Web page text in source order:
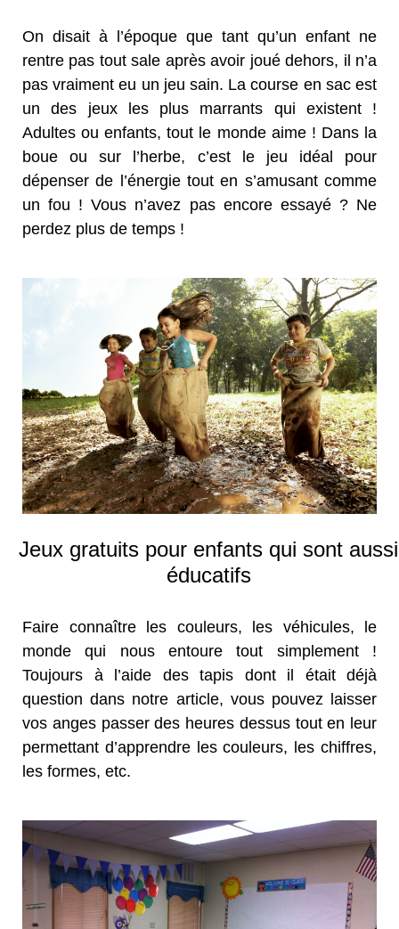
On disait à l’époque que tant qu’un enfant ne
rentre pas tout sale après avoir joué dehors, il n’a
pas vraiment eu un jeu sain. La course en sac est
un des jeux les plus marrants qui existent !
Adultes ou enfants, tout le monde aime ! Dans la
boue ou sur l’herbe, c’est le jeu idéal pour
dépenser de l’énergie tout en s’amusant comme
un fou ! Vous n’avez pas encore essayé ? Ne
perdez plus de temps !
Jeux gratuits pour enfants qui sont aussi
éducatifs
Faire connaître les couleurs, les véhicules, le
monde qui nous entoure tout simplement !
Toujours à l’aide des tapis dont il était déjà
question dans notre article, vous pouvez laisser
vos anges passer des heures dessus tout en leur
permettant d’apprendre les couleurs, les chiffres,
les formes, etc.